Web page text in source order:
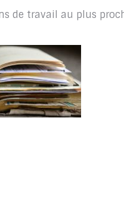
de travail au plus